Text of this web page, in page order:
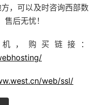
，可以及时咨询西部数
后无忧！
，购买链接：
web/ssl/